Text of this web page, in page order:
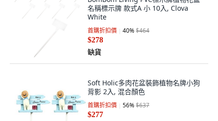
名稱標示牌 款式A 小 10入, Clova
White
首購折扣價 40%$464
$278
缺貨
Soft Holic多肉花盆裝飾植物名牌小狗
背影 2入, 混合顏色
首購折扣價 56%$637
$277